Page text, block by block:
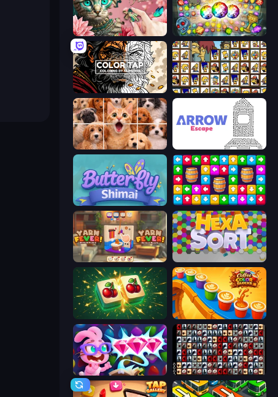
Favorite Puzzles Forgotten Treasure 2
Color Tap: Coloring by Numbers Tiles of the Simpsons
Jigpic Solitaire Arrow Escape
Butterfly Shimai Tap Away Story
Yarn Fever! Unravel Puzzle
Mahjong Puzzle: Tile Match Coffee Color Blocks
Skydom: Reforged War Mahjong